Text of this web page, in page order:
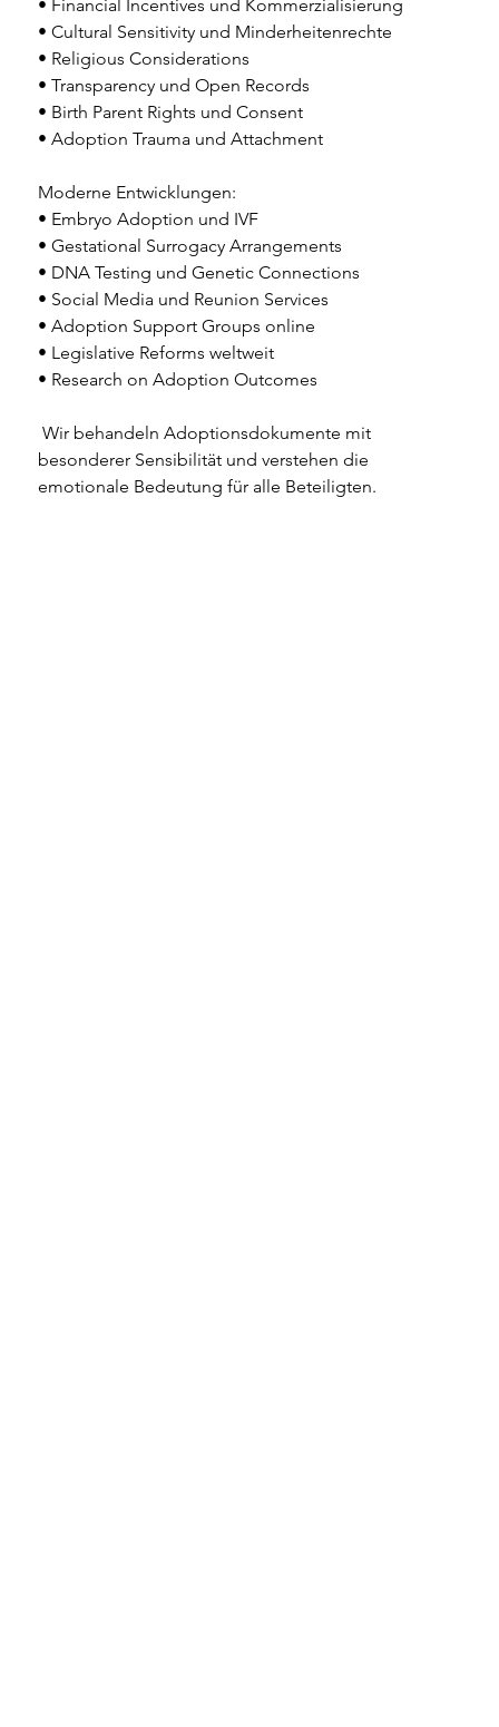
• Financial Incentives und Kommerzialisierung
• Cultural Sensitivity und Minderheitenrechte
• Religious Considerations
• Transparency und Open Records
• Birth Parent Rights und Consent
• Adoption Trauma und Attachment
Moderne Entwicklungen:
• Embryo Adoption und IVF
• Gestational Surrogacy Arrangements
• DNA Testing und Genetic Connections
• Social Media und Reunion Services
• Adoption Support Groups online
• Legislative Reforms weltweit
• Research on Adoption Outcomes
Wir behandeln Adoptionsdokumente mit
besonderer Sensibilität und verstehen die
emotionale Bedeutung für alle Beteiligten.